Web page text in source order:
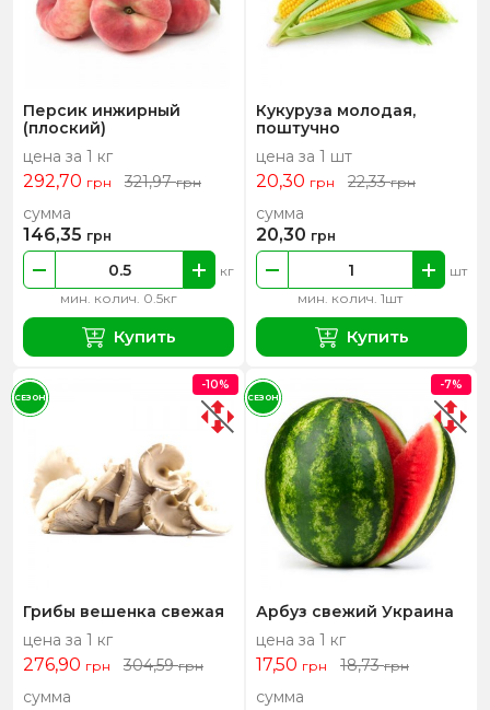
Персик инжирный
(плоский)
цена за 1 кг
292,70 грн 321,97грн
мин. колич. 0.5кг
кг
сумма
146,35 грн
Купить
Кукуруза молодая,
поштучно
цена за 1 шт
20,30 грн 22,33грн
мин. колич. 1шт
шт
сумма
20,30 грн
Купить
Грибы вешенка свежая
цена за 1 кг
276,90 грн 304,59грн
сумма
-10%
СЕЗОН
Арбуз свежий Украина
цена за 1 кг
17,50 грн 18,73грн
сумма
-7%
СЕЗОН